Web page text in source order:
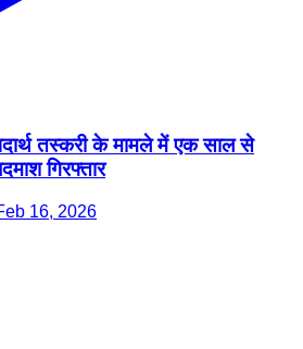
तस्करी के मामले में एक साल से